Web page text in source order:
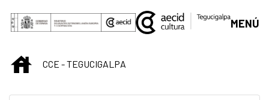
Saltar al contenido principal
MENÚ
INICIOCCE - TEGUCIGALPA